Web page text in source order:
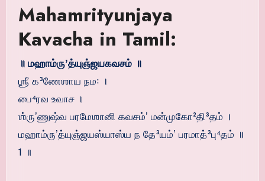
Mahamrityunjaya
Kavacha in Tamil:
॥ மஹாம்ருʼத்யுஞ்ஜயகவசம் ॥
ஶ்ரீ க³ணேஶாய நம꞉ ।
பை⁴ரவ உவாச ।
ஶ்ருʼணுஷ்வ பரமேஶானி கவசம்ʼ மன்முகோ²தி³தம் ।
மஹாம்ருʼத்யுஞ்ஜயஸ்யாஸ்ய ந தே³யம்ʼ பரமாத்³பு⁴தம் ॥
1 ॥